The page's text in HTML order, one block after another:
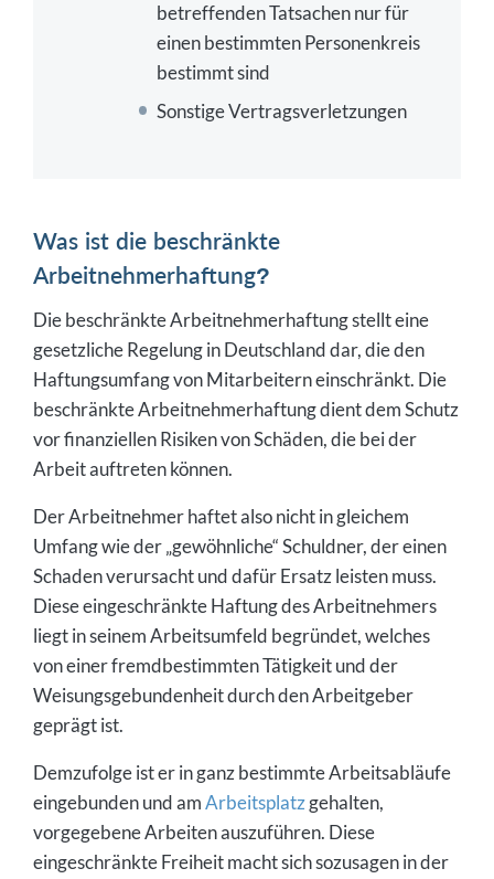
betreffenden Tatsachen nur für
einen bestimmten Personenkreis
bestimmt sind
Sonstige Vertragsverletzungen
Was ist die beschränkte
Arbeitnehmerhaftung?
Die beschränkte Arbeitnehmerhaftung stellt eine
gesetzliche Regelung in Deutschland dar, die den
Haftungsumfang von Mitarbeitern einschränkt. Die
beschränkte Arbeitnehmerhaftung dient dem Schutz
vor finanziellen Risiken von Schäden, die bei der
Arbeit auftreten können.
Der Arbeitnehmer haftet also nicht in gleichem
Umfang wie der „gewöhnliche“ Schuldner, der einen
Schaden verursacht und dafür Ersatz leisten muss.
Diese eingeschränkte Haftung des Arbeitnehmers
liegt in seinem Arbeitsumfeld begründet, welches
von einer fremdbestimmten Tätigkeit und der
Weisungsgebundenheit durch den Arbeitgeber
geprägt ist.
Demzufolge ist er in ganz bestimmte Arbeitsabläufe
eingebunden und amArbeitsplatzgehalten,
vorgegebene Arbeiten auszuführen. Diese
eingeschränkte Freiheit macht sich sozusagen in der